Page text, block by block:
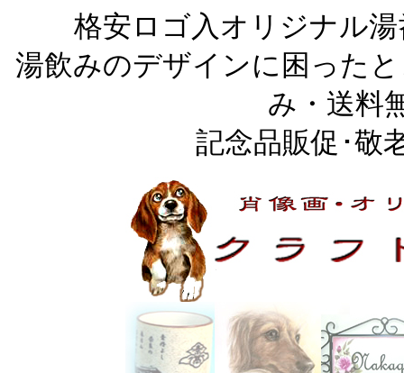
格安ロゴ入オリジナル
湯飲みのデザインに困った
み・送料
記念品販促･敬